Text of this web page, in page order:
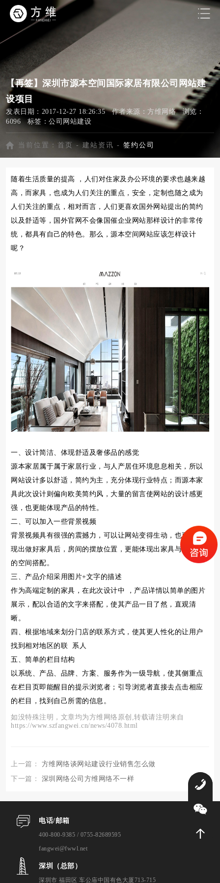
【再签】深圳市源本空间国际家居有限公司网站建
设项目
发表日期：2017-12-27 18:26:35 作者来源：方维网络 浏览：
6096 标签： 公司网站建设
当前位置： 首页 - 建站资讯 - 签约公司
随着生活质量的提高 ，人们对住家及办公环境的要求也越来越
高，而家具，也成为人们关注的重点，安全，定制也随之成为
人们关注的重点，相对而言，人们更喜欢国外网站提出的简约
以及舒适等，国外官网不会像国催企业网站那样设计的非常传
统，都具有自己的特色。那么，源本空间网站应该怎样设计
呢？
一、设计简洁、体现舒适及奢侈品的感觉
源本家居属于属于家居行业，与人产居住环境息息相关，所以
网站设计多以舒适，简约为主，充分体现行业特点；而源本家
具此次设计则偏向欧美简约风，大量的留言使网站的设计感更
强，也更能体现产品的特性。
二、可以加入一些背景视频
背景视频具有很强的震撼力，可以让网站变得生动，也更能体
现出做好家具后，房间的摆放位置，更能体现出家具与房间的
的空间搭配。
三、产品介绍采用图片+文字的描述
作为高端定制的家具，在此次设计中 ，产品详情以简单的图片
展示，配以合适的文字来搭配，使其产品一目了然，直观清
晰。
四、根据地域来划分门店的联系方式，使其更人性化的让用户
找到相对地区的联 系人
五、简单的栏目结构
以系统、产品、品牌、方案、服务作为一级导航，使其侧重点
在栏目页即能醒目的提示浏览者；引导浏览者直接去点击相应
的栏目，找到自己所需的信息。
如没特殊注明，文章均为方维网络原创,转载请注明来自
https://www.szfangwei.cn/news/4078.html
上一篇： 方维网络谈网站建设行业销售怎么做
下一篇： 深圳网络公司方维网络不一样
电话/邮箱
400-800-9385 / 0755-82689595
fangwei@fwwl.net
深圳（总部）
深圳市 福田区 车公庙中国有色大厦713-715